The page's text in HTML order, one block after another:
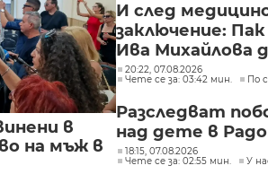
в
на мъж в
И след
заключение:
Ива Михайлова
20:22, 07.08.2026
Чете се за: 03:42 мин.
По
Разследват
над дете в
18:15, 07.08.2026
Чете се за: 02:55 мин.
У